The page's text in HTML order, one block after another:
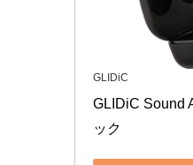
GLIDiC
GLIDiC Sound
ック